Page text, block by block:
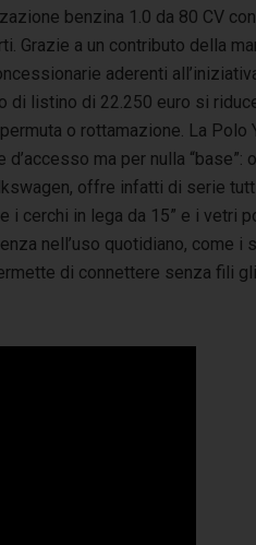
benzina 1.0 da 80 CV
Grazie a un contributo della
aderenti
di listino di 22.250 euro si
o rottamazione. La Polo
d’accesso ma per nulla “base”:
offre infatti di serie
i cerchi in lega da 15” e i vetri
nell’uso quotidiano, come i
di connettere senza fili